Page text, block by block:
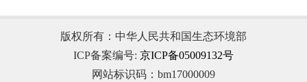
版权所有：中华人民共和国生态环境部
ICP备案编号: 京ICP备05009132号
网站标识码：bm17000009